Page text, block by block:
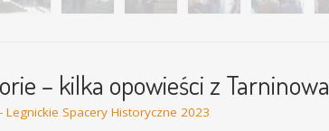
– kilka opowieści z Tarninowa
Legnickie Spacery Historyczne 2023